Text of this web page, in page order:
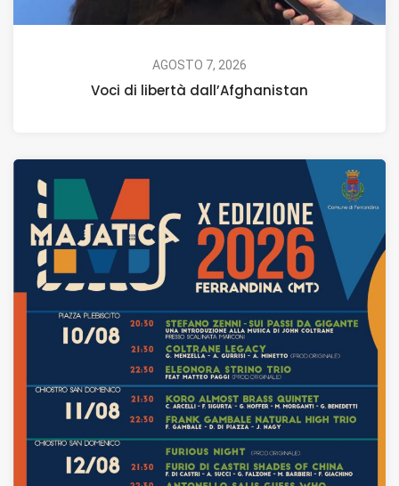
AGOSTO 7, 2026
Voci di libertà dall’Afghanistan